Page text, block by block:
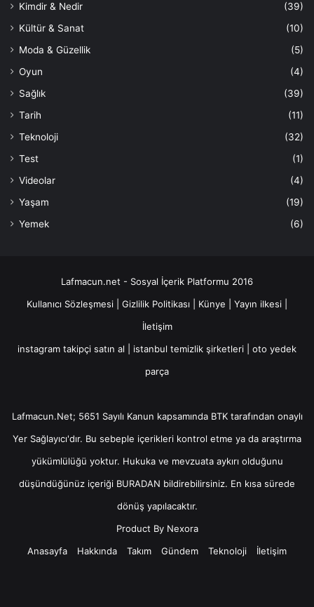
Kimdir & Nedir
(39)
Kültür & Sanat
(10)
Moda & Güzellik
(5)
Oyun
(4)
Sağlık
(39)
Tarih
(11)
Teknoloji
(32)
Test
(1)
Videolar
(4)
Yaşam
(19)
Yemek
(6)
Lafmacun.net - Sosyal İçerik Platformu 2016
Kullanıcı Sözleşmesi
Gizlilik Politikası Künye Yayın ilkesi
İletişim
instagram takipçi satın al
istanbul temizlik şirketleri
oto yedek
parça
Lafmacun.Net; 5651 Sayılı Kanun kapsamında BTK tarafından onaylı
Yer Sağlayıcı'dır. Bu sebeple içerikleri kontrol etme ya da araştırma
yükümlülüğü yoktur. Hukuka ve mevzuata aykırı olduğunu
düşündüğünüz içeriği BURADAN bildirebilirsiniz. En kısa sürede
dönüş yapılacaktır.
Product By Nexora
Anasayfa
Hakkında Takım Gündem Teknoloji İletişim